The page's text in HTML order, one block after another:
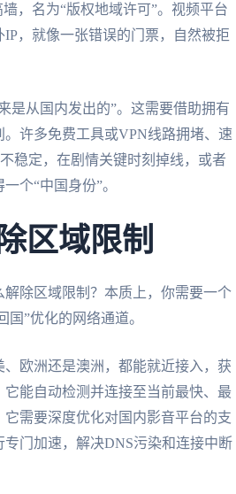
，名为“版权地域许可”。视频平台
，就像一张错误的门票，自然被拒
是从国内发出的”。这需要借助拥有
许多免费工具或VPN线路拥堵、速
稳定，在剧情关键时刻掉线，或者
个“中国身份”。
区域限制
除区域限制？本质上，你需要一个
”优化的网络通道。
欧洲还是澳洲，都能就近接入，获
能自动检测并连接至当前最快、最
需要深度优化对国内影音平台的支
门加速，解决DNS污染和连接中断